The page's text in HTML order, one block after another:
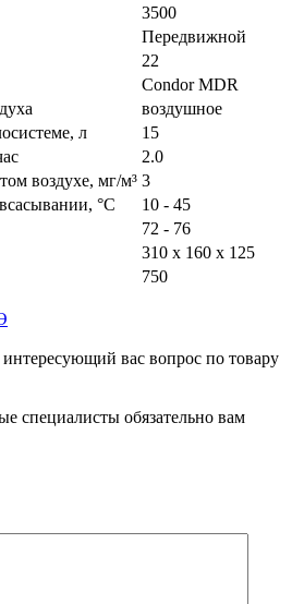
3500
Передвижной
22
Condor MDR
воздушное
л
15
2.0
воздухе, мг/м³ 3
°С
10 - 45
72 - 76
310 х 160 х 125
750
вас вопрос по товару
специалисты обязательно вам